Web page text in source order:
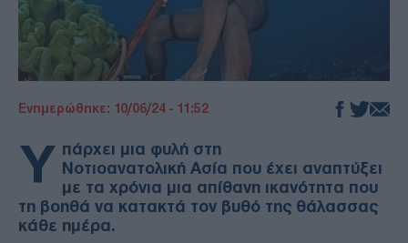
Ενημερώθηκε: 10/06/24 - 11:52
Υ πάρχει μια φυλή στη
Νοτιοανατολική Ασία που έχει αναπτύξει
με τα χρόνια μια απίθανη ικανότητα που
τη βοηθά να κατακτά τον βυθό της θάλασσας
κάθε ημέρα.